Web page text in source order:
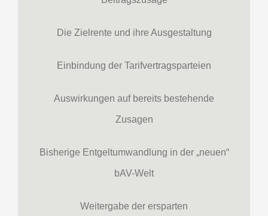
Die Zielrente und ihre Ausgestaltung
Einbindung der Tarifvertragsparteien
Auswirkungen auf bereits bestehende
Zusagen
Bisherige Entgeltumwandlung in der „neuen“
bAV-Welt
Weitergabe der ersparten